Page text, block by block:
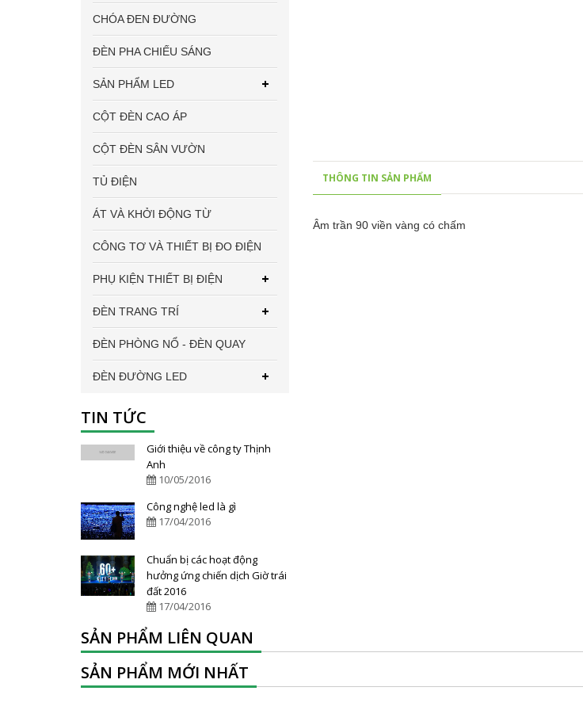
THÔNG TIN SẢN PHẨM
Âm trần 90 viền vàng có chấm
CHÓA ĐEN ĐƯỜNG
ĐÈN PHA CHIẾU SÁNG
SẢN PHẨM LED
CỘT ĐÈN CAO ÁP
CỘT ĐÈN SÂN VƯỜN
TỦ ĐIỆN
ÁT VÀ KHỞI ĐỘNG TỪ
CÔNG TƠ VÀ THIẾT BỊ ĐO ĐIỆN
PHỤ KIỆN THIẾT BỊ ĐIỆN
ĐÈN TRANG TRÍ
ĐÈN PHÒNG NỔ - ĐÈN QUAY
ĐÈN ĐƯỜNG LED
TIN TỨC
Giới thiệu về công ty Thịnh
Anh
10/05/2016
Công nghệ led là gì
17/04/2016
Chuẩn bị các hoạt động
hưởng ứng chiến dịch Giờ trái
đất 2016
17/04/2016
SẢN PHẨM LIÊN QUAN
SẢN PHẨM MỚI NHẤT